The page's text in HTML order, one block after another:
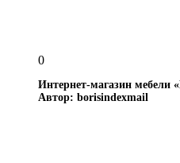
0
Интернет-магазин мебели
Автор: borisindexmail